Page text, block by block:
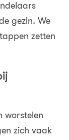
gezin. We
zetten
worstelen
zich vaak